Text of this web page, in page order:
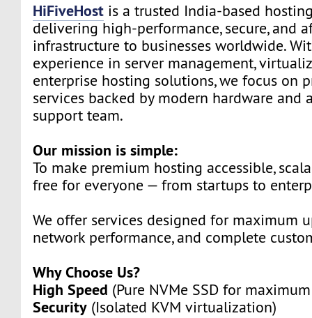
HiFiveHost is a trusted India-based
delivering high-performance, secure, and
infrastructure to businesses worldwide.
experience in server management,
enterprise hosting solutions, we focus on
services backed by modern hardware and
support team.
Our mission is simple:
To make premium hosting accessible,
free for everyone — from startups to
We offer services designed for maximum
network performance, and complete
Why Choose Us?
High Speed (Pure NVMe SSD for
Security (Isolated KVM virtualization)